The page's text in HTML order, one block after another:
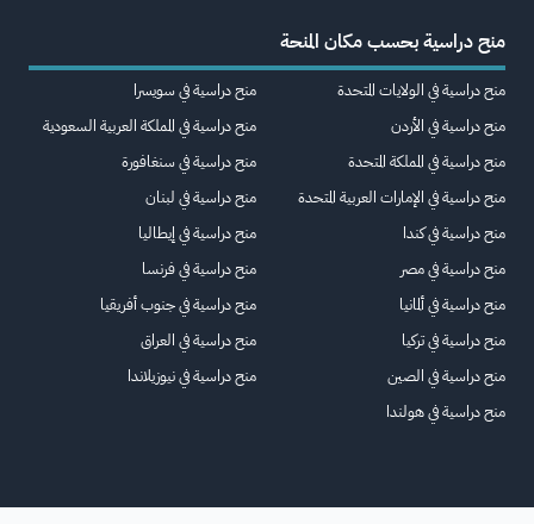
منح دراسية بحسب مكان المنحة
منح دراسية في الولايات المتحدة
منح دراسية في الأردن
منح دراسية في المملكة المتحدة
منح دراسية في الإمارات العربية المتحدة
منح دراسية في كندا
منح دراسية في مصر
منح دراسية في ألمانيا
منح دراسية في تركيا
منح دراسية في الصين
منح دراسية في هولندا
منح دراسية في سويسرا
منح دراسية في المملكة العربية السعودية
منح دراسية في سنغافورة
منح دراسية في لبنان
منح دراسية في إيطاليا
منح دراسية في فرنسا
منح دراسية في جنوب أفريقيا
منح دراسية في العراق
منح دراسية في نيوزيلاندا